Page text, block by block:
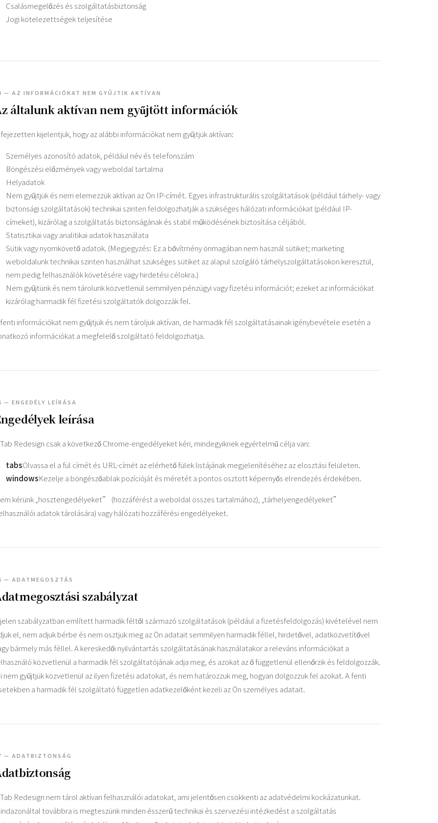
Csalásmegelőzés és szolgáltatásbiztonság
Jogi kötelezettségek teljesítése
— AZ INFORMÁCIÓKAT NEM GYŰJTIK AKTÍVAN
általunk aktívan nem gyűjtött információk
kijelentjük, hogy az alábbi információkat nem gyűjtjük aktívan:
Személyes azonosító adatok, például név és telefonszám
Böngészési előzmények vagy weboldal tartalma
Helyadatok
Nem gyűjtjük és nem elemezzük aktívan az Ön IP-címét. Egyes infrastrukturális szolgáltatások (például tárhely- vagy
biztonsági szolgáltatások) technikai szinten feldolgozhatják a szükséges hálózati információkat (például IP-
címeket), kizárólag a szolgáltatás biztonságának és stabil működésének biztosítása céljából.
Statisztikai vagy analitikai adatok használata
Sütik vagy nyomkövető adatok. (Megjegyzés: Ez a bővítmény önmagában nem használ sütiket; marketing
weboldalunk technikai szinten használhat szükséges sütiket az alapul szolgáló tárhelyszolgáltatásokon keresztül,
nem pedig felhasználók követésére vagy hirdetési célokra.)
Nem gyűjtünk és nem tárolunk közvetlenül semmilyen pénzügyi vagy fizetési információt; ezeket az információkat
kizárólag harmadik fél fizetési szolgáltatók dolgozzák fel.
információkat nem gyűjtjük és nem tároljuk aktívan, de harmadik fél szolgáltatásainak igénybevétele esetén a
információkat a megfelelő szolgáltató feldolgozhatja.
— ENGEDÉLY LEÍRÁSA
leírása
Redesign csak a következő Chrome-engedélyeket kéri, mindegyiknek egyértelmű célja van:
tabsOlvassa el a fül címét és URL-címét az elérhető fülek listájának megjelenítéséhez az elosztási felületen.
windowsKezelje a böngészőablak pozícióját és méretét a pontos osztott képernyős elrendezés érdekében.
kérünk „hosztengedélyeket” (hozzáférést a weboldal összes tartalmához), „tárhelyengedélyeket”
adatok tárolására) vagy hálózati hozzáférési engedélyeket.
— ADATMEGOSZTÁS
szabályzat
szabályzatban említett harmadik féltől származó szolgáltatások (például a fizetésfeldolgozás) kivételével nem
el, nem adjuk bérbe és nem osztjuk meg az Ön adatait semmilyen harmadik féllel, hirdetővel, adatközvetítővel
bármely más féllel. A kereskedői nyilvántartás szolgáltatásának használatakor a releváns információkat a
közvetlenül a harmadik fél szolgáltatójának adja meg, és azokat az ő függetlenül ellenőrzik és feldolgozzák.
nem gyűjtjük közvetlenül az ilyen fizetési adatokat, és nem határozzuk meg, hogyan dolgozzuk fel azokat. A fenti
a harmadik fél szolgáltató független adatkezelőként kezeli az Ön személyes adatait.
— ADATBIZTONSÁG
Redesign nem tárol aktívan felhasználói adatokat, ami jelentősen csökkenti az adatvédelmi kockázatunkat.
továbbra is megteszünk minden ésszerű technikai és szervezési intézkedést a szolgáltatás